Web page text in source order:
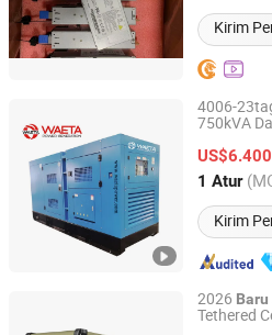
Kirim
4006-
750kVA
US$6.400
1 Atur
Kirim
Fujian Waeta Power Co., Ltd.
Fujian, China Harga
2026 Baru
Tethered
Nanjing Feiying Intelligent